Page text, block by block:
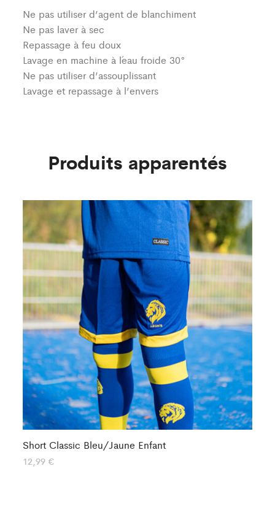
Ne pas utiliser d’agent de blanchiment
Ne pas laver à sec
Repassage à feu doux
Lavage en machine à l´eau froide 30°
Ne pas utiliser d’assouplissant
Lavage et repassage à l’envers
Produits apparentés
Short Classic Bleu/Jaune Enfant
12,99 €